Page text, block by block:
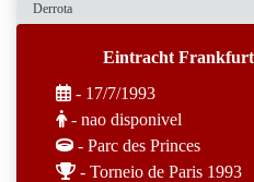
Derrota
Eintracht Frankfurt
- 17/7/1993
- nao disponivel
- Parc des Princes
- Torneio de Paris 1993